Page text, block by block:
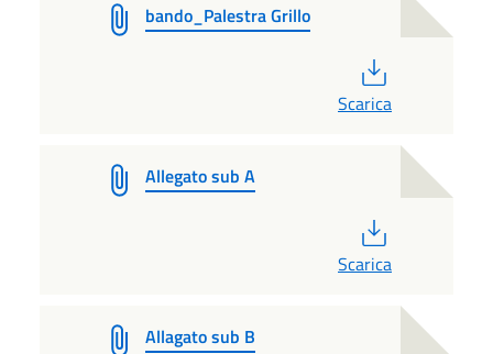
bando_Palestra Grillo
Scarica
Allegato sub A
Scarica
Allagato sub B